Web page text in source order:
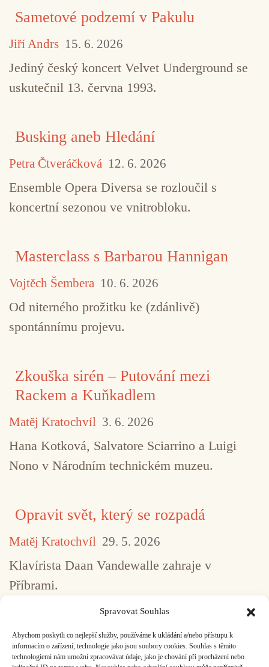
Spravovat Souhlas
Abychom poskytli co nejlepší služby, používáme k ukládání a/nebo přístupu k
informacím o zařízení, technologie jako jsou soubory cookies. Souhlas s těmito
technologiemi nám umožní zpracovávat údaje, jako je chování při procházení nebo
Sametové podzemí v Pakulu
Jiří Andrs 15. 6. 2026
Jediný český koncert Velvet Underground se
uskutečnil 13. června 1993.
Busking aneb Hledání
Petra Čtveráčková 12. 6. 2026
Ensemble Opera Diversa se rozloučil s
koncertní sezonou ve vnitrobloku.
Masterclass s Barbarou Hannigan
Vojtěch Šembera 10. 6. 2026
Od niterného prožitku ke (zdánlivě)
spontánnímu projevu.
Zkouška sirén – Putování mezi
Rackem a Kuňkadlem
Matěj Kratochvíl 3. 6. 2026
Hana Kotková, Salvatore Sciarrino a Luigi
Nono v Národním technickém muzeu.
Opravit svět, který se rozpadá
Matěj Kratochvíl 29. 5. 2026
Klavírista Daan Vandewalle zahraje v
Příbrami.
1 2 3 4 5 ... 517